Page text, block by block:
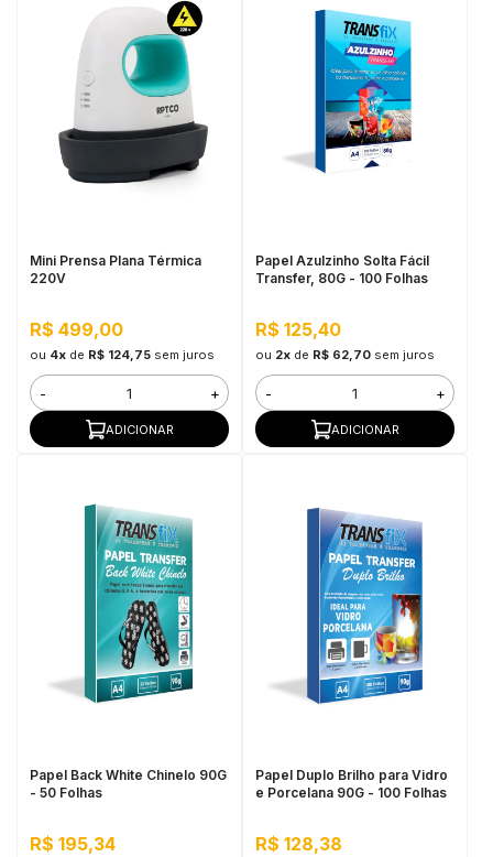
Mini Prensa Plana Térmica
220V
R$ 499,00
ou 4xde R$ 124,75 sem juros
- +
ADICIONAR
Papel Azulzinho Solta Fácil
Transfer, 80G - 100 Folhas
R$ 125,40
ou 2xde R$ 62,70 sem juros
- +
ADICIONAR
Papel Back White Chinelo 90G
- 50 Folhas
R$ 195,34
Papel Duplo Brilho para Vidro
e Porcelana 90G - 100 Folhas
R$ 128,38